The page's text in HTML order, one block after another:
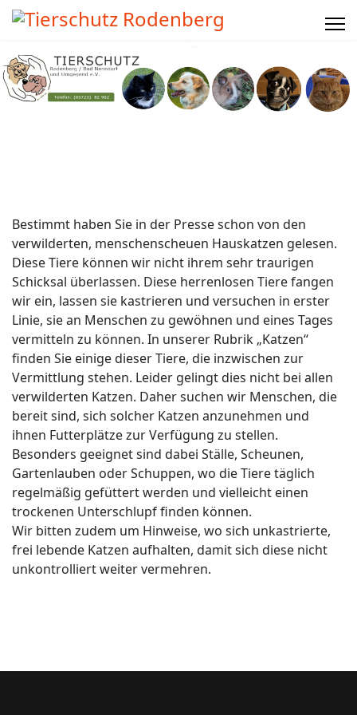
Bestimmt haben Sie in der Presse schon von den
verwilderten, menschenscheuen Hauskatzen gelesen.
Diese Tiere können wir nicht ihrem sehr traurigen
Schicksal überlassen. Diese herrenlosen Tiere fangen
wir ein, lassen sie kastrieren und versuchen in erster
Linie, sie an Menschen zu gewöhnen und eines Tages
vermitteln zu können. In unserer Rubrik „Katzen“
finden Sie einige dieser Tiere, die inzwischen zur
Vermittlung stehen. Leider gelingt dies nicht bei allen
verwilderten Katzen. Daher suchen wir Menschen, die
bereit sind, sich solcher Katzen anzunehmen und
ihnen Futterplätze zur Verfügung zu stellen.
Besonders geeignet sind dabei Ställe, Scheunen,
Gartenlauben oder Schuppen, wo die Tiere täglich
regelmäßig gefüttert werden und vielleicht einen
trockenen Unterschlupf finden können.
Wir bitten zudem um Hinweise, wo sich unkastrierte,
frei lebende Katzen aufhalten, damit sich diese nicht
unkontrolliert weiter vermehren.